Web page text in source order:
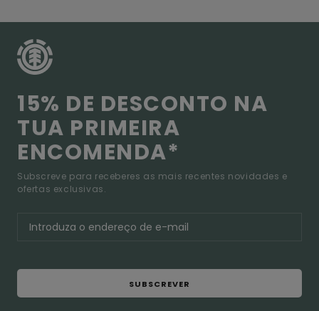
15% DE DESCONTO NA
TUA PRIMEIRA
ENCOMENDA*
Subscreve para receberes as mais recentes novidades e
ofertas exclusivas.
SUBSCREVER